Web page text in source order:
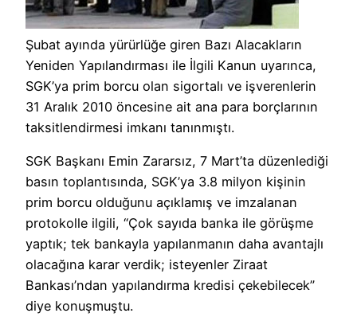
Şubat ayında yürürlüğe giren Bazı Alacakların
Yeniden Yapılandırması ile İlgili Kanun uyarınca,
SGK’ya prim borcu olan sigortalı ve işverenlerin
31 Aralık 2010 öncesine ait ana para borçlarının
taksitlendirmesi imkanı tanınmıştı.
SGK Başkanı Emin Zararsız, 7 Mart’ta düzenlediği
basın toplantısında, SGK’ya 3.8 milyon kişinin
prim borcu olduğunu açıklamış ve imzalanan
protokolle ilgili, “Çok sayıda banka ile görüşme
yaptık; tek bankayla yapılanmanın daha avantajlı
olacağına karar verdik; isteyenler Ziraat
Bankası’ndan yapılandırma kredisi çekebilecek”
diye konuşmuştu.